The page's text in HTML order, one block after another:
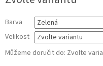
Barva
Velikost
Můžeme doručit do: Zvolte